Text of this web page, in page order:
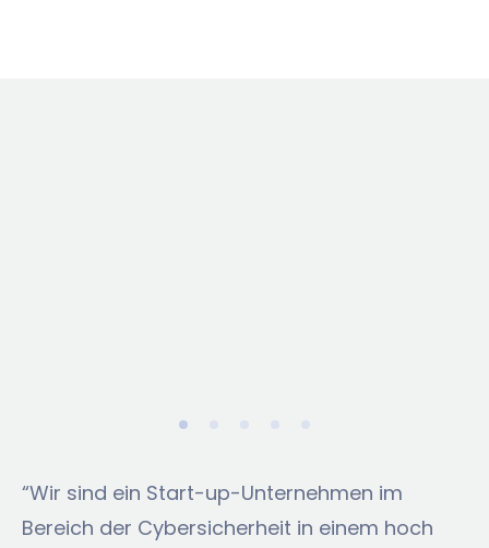
“Wir sind ein Start-up-Unternehmen im
Bereich der Cybersicherheit in einem hoch